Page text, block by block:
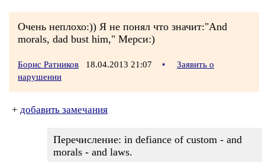
Очень неплохо:)) Я не понял что значит:"And
morals, dad bust him," Мерси:)
Борис Ратников 18.04.2013 21:07 •
Заявить о
нарушении
+ добавить замечания
Перечисление: in defiance of custom - and
morals - and laws.